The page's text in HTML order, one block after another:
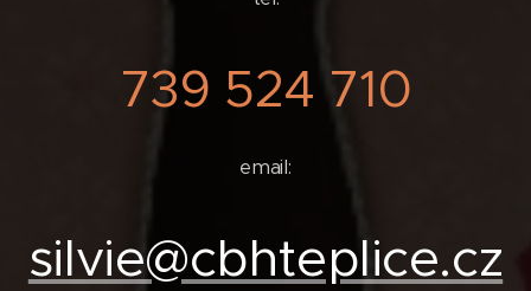
739 524 710
email:
silvie@cbhteplice.cz